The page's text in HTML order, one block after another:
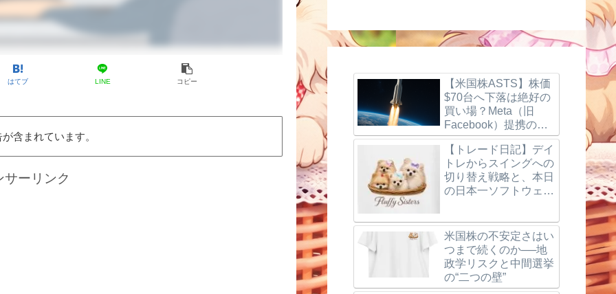
はてブ LINE コピー
含まれています。
サーリンク
【米国株ASTS】株価
$70台へ下落は絶好の
買い場？Meta（旧
Facebook）提携の噂
とBlueBird打ち上げ成
功、楽天モバイルの最
新動向を徹底解説！
【トレード日記】デイ
トレからスイングへの
切り替え戦略と、本日
の日本一ソフトウェア
米国株の不安定さはい
つまで続くのか──地
政学リスクと中間選挙
の“二つの壁”